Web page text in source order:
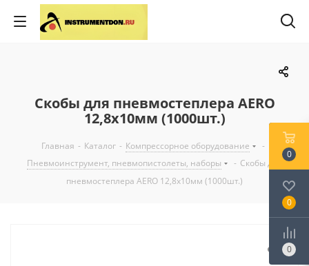
Скобы для пневмостеплера AERO
12,8х10мм (1000шт.)
Главная - Каталог - Компрессорное оборудование
-
Пневмоинструмент, пневмопистолеты, наборы
- Скобы для
пневмостеплера AERO 12,8х10мм (1000шт.)
0
0
0